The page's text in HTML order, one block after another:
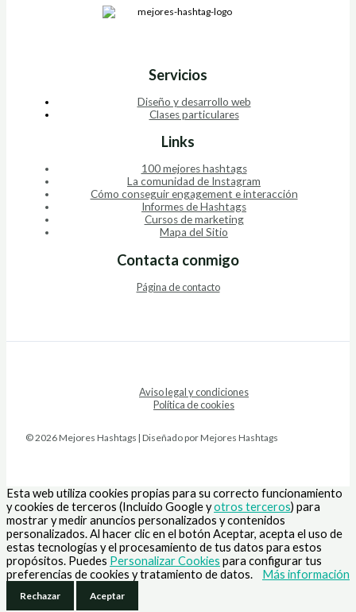
Servicios
Diseño y desarrollo web
Clases particulares
Links
100 mejores hashtags
La comunidad de Instagram
Cómo conseguir engagement e interacción
Informes de Hashtags
Cursos de marketing
Mapa del Sitio
Contacta conmigo
Página de contacto
Aviso legal y condiciones
Política de cookies
© 2026 Mejores Hashtags | Diseñado por Mejores Hashtags
Esta web utiliza cookies propias para su correcto funcionamiento
y cookies de terceros (Incluido Google yotros terceros) para
mostrar y medir anuncios personalizados y contenidos
personalizados. Al hacer clic en el botón Aceptar, acepta el uso de
estas tecnologías y el procesamiento de tus datos para estos
propósitos. Puedes Personalizar Cookies para configurar tus
preferencias de cookies y tratamiento de datos. Más información
Rechazar Aceptar